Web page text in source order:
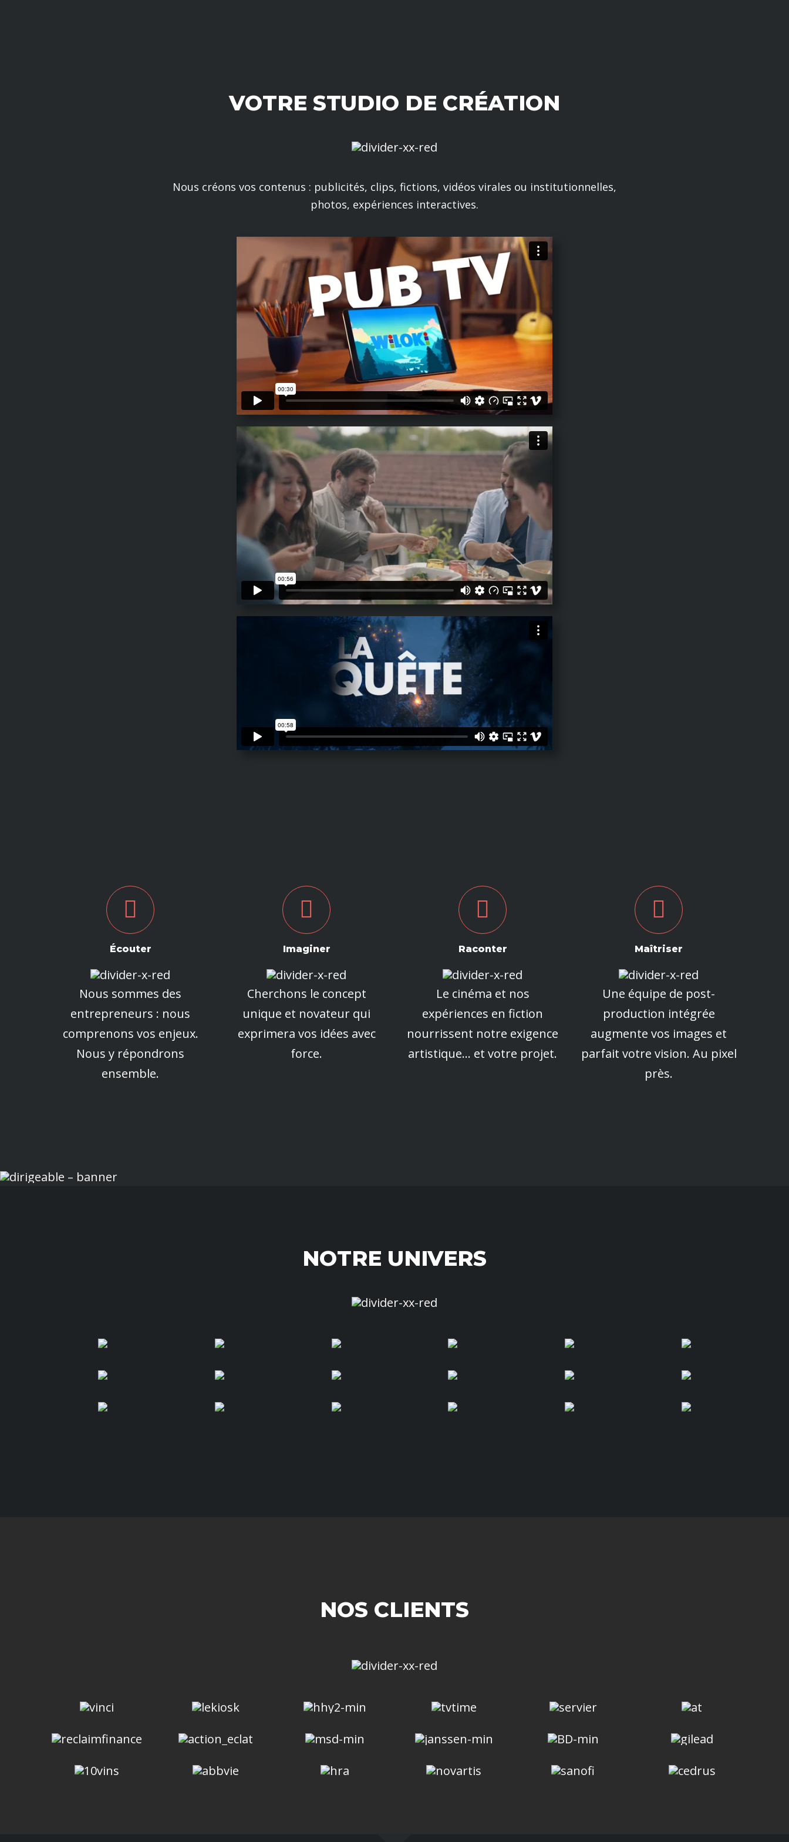
VOTRE STUDIO DE CRÉATION
Nous créons vos contenus : publicités, clips, fictions, vidéos virales ou institutionnelles,
photos, expériences interactives.
Écouter
Nous sommes des
entrepreneurs : nous
comprenons vos enjeux.
Nous y répondrons
ensemble.
Imaginer
Cherchons le concept
unique et novateur qui
exprimera vos idées avec
force.
Raconter
Le cinéma et nos
expériences en fiction
nourrissent notre exigence
artistique… et votre projet.
Maîtriser
Une équipe de post-
production intégrée
augmente vos images et
parfait votre vision. Au pixel
près.
NOTRE UNIVERS
NOS CLIENTS